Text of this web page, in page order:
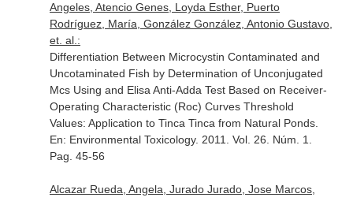
Angeles, Atencio Genes, Loyda Esther, Puerto
Rodríguez, María, González González, Antonio Gustavo,
et. al.:
Differentiation Between Microcystin Contaminated and
Uncotaminated Fish by Determination of Unconjugated
Mcs Using and Elisa Anti-Adda Test Based on Receiver-
Operating Characteristic (Roc) Curves Threshold
Values: Application to Tinca Tinca from Natural Ponds.
En: Environmental Toxicology. 2011. Vol. 26. Núm. 1.
Pag. 45-56
Alcazar Rueda, Angela, Jurado Jurado, Jose Marcos,